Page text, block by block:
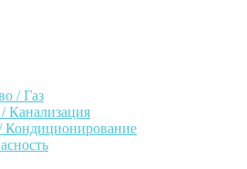
/ Газ
Канализация
Кондиционирование